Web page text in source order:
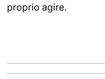
proprio agire.